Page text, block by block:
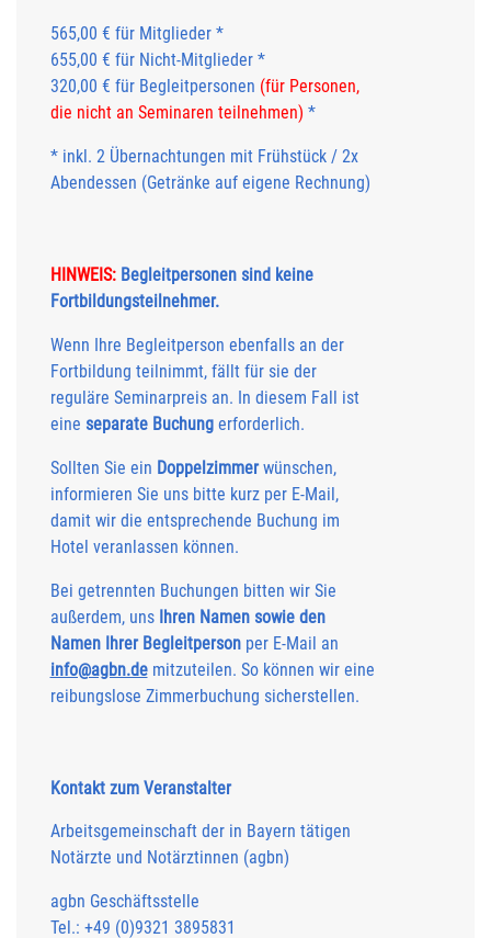
565,00 € für Mitglieder *
655,00 € für Nicht-Mitglieder *
320,00 € für Begleitpersonen (für Personen,
die nicht an Seminaren teilnehmen) *
* inkl. 2 Übernachtungen mit Frühstück / 2x
Abendessen (Getränke auf eigene Rechnung)
HINWEIS: Begleitpersonen sind keine
Fortbildungsteilnehmer.
Wenn Ihre Begleitperson ebenfalls an der
Fortbildung teilnimmt, fällt für sie der
reguläre Seminarpreis an. In diesem Fall ist
eine separate Buchungerforderlich.
Sollten Sie ein Doppelzimmerwünschen,
informieren Sie uns bitte kurz per E-Mail,
damit wir die entsprechende Buchung im
Hotel veranlassen können.
Bei getrennten Buchungen bitten wir Sie
außerdem, uns Ihren Namen sowie den
Namen Ihrer Begleitpersonper E-Mail an
info@agbn.demitzuteilen. So können wir eine
reibungslose Zimmerbuchung sicherstellen.
Kontakt zum Veranstalter
Arbeitsgemeinschaft der in Bayern tätigen
Notärzte und Notärztinnen (agbn)
agbn Geschäftsstelle
Tel.: +49 (0)9321 3895831